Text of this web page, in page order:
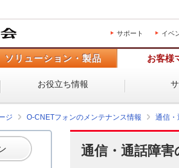
サポート イベ
ソリューション・製品 お客様
お役立ち情報
ジ O-CNETフォンのメンテナンス情報 通信・
通信・通話障